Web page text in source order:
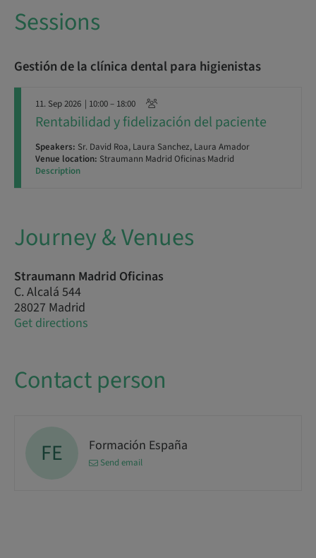
Sessions
Gestión de la clínica dental para higienistas
11. Sep 2026 | 10:00 – 18:00
Rentabilidad y fidelización del paciente
Speakers: Sr. David Roa, Laura Sanchez, Laura Amador
Venue location: Straumann Madrid Oficinas Madrid
Description
Journey & Venues
Straumann Madrid Oficinas
C. Alcalá 544
28027 Madrid
Get directions
Contact person
FE Formación España
Send email